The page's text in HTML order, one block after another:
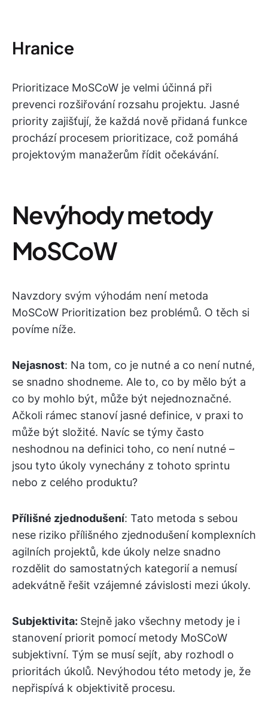
Hranice
Prioritizace MoSCoW je velmi účinná při
prevenci rozšiřování rozsahu projektu. Jasné
priority zajišťují, že každá nově přidaná funkce
prochází procesem prioritizace, což pomáhá
projektovým manažerům řídit očekávání.
Nevýhody metody
MoSCoW
Navzdory svým výhodám není metoda
MoSCoW Prioritization bez problémů. O těch si
povíme níže.
Nejasnost: Na tom, co je nutné a co není nutné,
se snadno shodneme. Ale to, co by mělo být a
co by mohlo být, může být nejednoznačné.
Ačkoli rámec stanoví jasné definice, v praxi to
může být složité. Navíc se týmy často
neshodnou na definici toho, co není nutné –
jsou tyto úkoly vynechány z tohoto sprintu
nebo z celého produktu?
Přílišné zjednodušení: Tato metoda s sebou
nese riziko přílišného zjednodušení komplexních
agilních projektů, kde úkoly nelze snadno
rozdělit do samostatných kategorií a nemusí
adekvátně řešit vzájemné závislosti mezi úkoly.
Subjektivita: Stejně jako všechny metody je i
stanovení priorit pomocí metody MoSCoW
subjektivní. Tým se musí sejít, aby rozhodl o
prioritách úkolů. Nevýhodou této metody je, že
nepřispívá k objektivitě procesu.